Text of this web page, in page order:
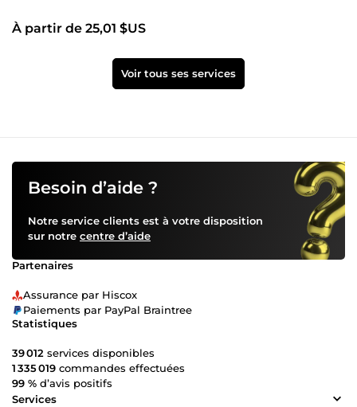
À partir de 25,01 $US
Voir tous ses services
Besoin d’aide ?
Notre service clients est à votre disposition
sur notre centre d’aide
Partenaires
Assurance par Hiscox
Paiements par PayPal Braintree
Statistiques
39 012 services disponibles
1 335 019 commandes effectuées
99 % d’avis positifs
Services